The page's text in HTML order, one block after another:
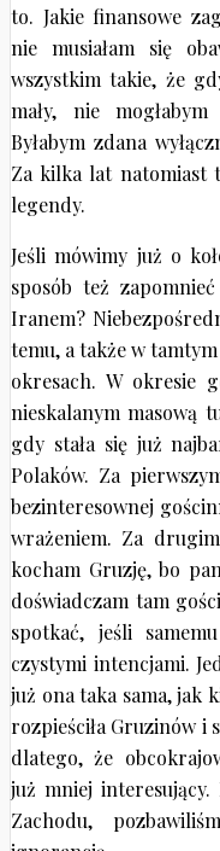
to. Jakie finansowe
nie musiałam się
wszystkim takie, że
mały, nie
Byłabym zdana
Za kilka lat natomiast
legendy.
Jeśli mówimy już o
sposób też
Iranem?
temu, a także w
okresach. W okresie
nieskalanym masową
gdy stała się już
Polaków. Za
bezinteresownej
wrażeniem. Za
kocham Gruzję, bo
doświadczam tam
spotkać, jeśli
czystymi intencjami.
już ona taka sama, jak
rozpieściła Gruzinów i
dlatego, że
już mniej
Zachodu,